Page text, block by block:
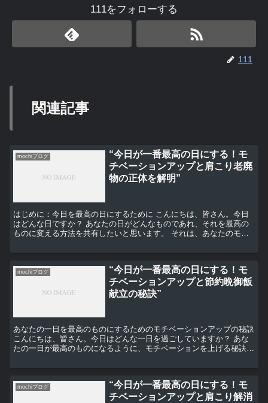
111をフォローする
111
関連記事
mochiブログ
“今日が一番最高の日にする！モ
チベーションアップと肩こり老廃
物の正体を解明”
はじめに：今日を最高の日にするために こんにちは、皆さん。今日
はどんな日ですか？ あなたの日がどんなものであれ、それを最高の
ものに変える方法を共有したいと思います。 それは、あなたのモチ
mochiブログ
“今日が一番最高の日にする！モ
チベーションアップと節約晩御飯
献立の秘訣”
あなたの一日を最高のものにするためのモチベーションアップの秘訣
こんにちは、皆さん。今日はどんな一日を過ごしていますか？ あな
たの一日が最高のものになるように、モチベーションを上げる秘訣を
mochiブログ
“今日が一番最高の日にする！モ
チベーションアップと肩こり解消